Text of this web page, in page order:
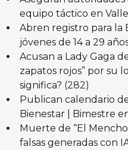
equipo táctico en
Abren registro para la
jóvenes de 14 a 29
Acusan a Lady Gaga
zapatos rojos” por su
significa? (282)
Publican calendario
Bienestar | Bimestre
Muerte de “El
falsas generadas con